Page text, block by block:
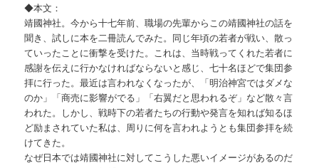
◆本文：
靖國神社。今から十七年前、職場の先輩からこの靖國神社の話を
聞き、試しに本を二冊読んでみた。同じ年頃の若者が戦い、散っ
ていったことに衝撃を受けた。これは、当時戦ってくれた若者に
感謝を伝えに行かなければならないと感じ、七十名ほどで集団参
拝に行った。最近は言われなくなったが、「明治神宮ではダメな
のか」「商売に影響がでる」「右翼だと思われるぞ」など散々言
われた。しかし、戦時下の若者たちの行動や発言を知れば知るほ
ど励まされていた私は、周りに何を言われようとも集団参拝を続
けてきた。
なぜ日本では靖國神社に対してこうした悪いイメージがあるのだ